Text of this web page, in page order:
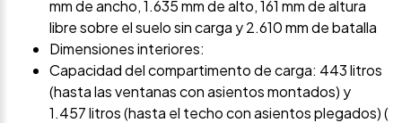
mm de ancho, 1.635 mm de alto, 161 mm de altura
libre sobre el suelo sin carga y 2.610 mm de batalla
Dimensiones interiores:
Capacidad del compartimento de carga: 443 litros
(hasta las ventanas con asientos montados) y
1.457 litros (hasta el techo con asientos plegados) (